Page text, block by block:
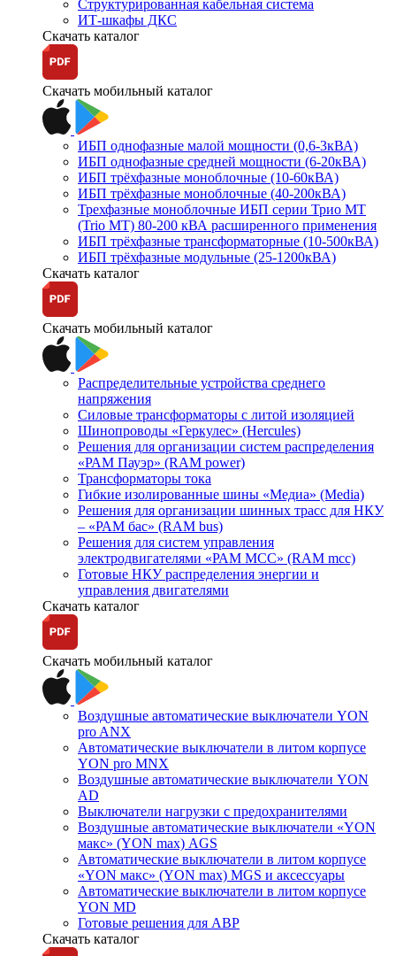
Структурированная кабельная система
ИТ-шкафы ДКС
Скачать каталог
Скачать мобильный каталог
ИБП однофазные малой мощности (0,6-3кВА)
ИБП однофазные средней мощности (6-20кВА)
ИБП трёхфазные моноблочные (10-60кВА)
ИБП трёхфазные моноблочные (40-200кВА)
Трехфазные моноблочные ИБП серии Трио МТ
(Trio MT) 80-200 кВА расширенного применения
ИБП трёхфазные трансформаторные (10-500кВА)
ИБП трёхфазные модульные (25-1200кВА)
Скачать каталог
Скачать мобильный каталог
Распределительные устройства среднего
напряжения
Силовые трансформаторы с литой изоляцией
Шинопроводы «Геркулес» (Hercules)
Решения для организации систем распределения
«РАМ Пауэр» (RAM power)
Трансформаторы тока
Гибкие изолированные шины «Медиа» (Media)
Решения для организации шинных трасс для НКУ
– «РАМ бас» (RAM bus)
Решения для систем управления
электродвигателями «РАМ МСС» (RAM mcc)
Готовые НКУ распределения энергии и
управления двигателями
Скачать каталог
Скачать мобильный каталог
Воздушные автоматические выключатели YON
pro ANX
Автоматические выключатели в литом корпусе
YON pro MNX
Воздушные автоматические выключатели YON
AD
Выключатели нагрузки с предохранителями
Воздушные автоматические выключатели «YON
макс» (YON max) AGS
Автоматические выключатели в литом корпусе
«YON макс» (YON max) MGS и аксессуары
Автоматические выключатели в литом корпусе
YON MD
Готовые решения для АВР
Скачать каталог